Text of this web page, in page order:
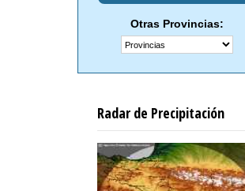
Otras Provincias:
Radar de Precipitación